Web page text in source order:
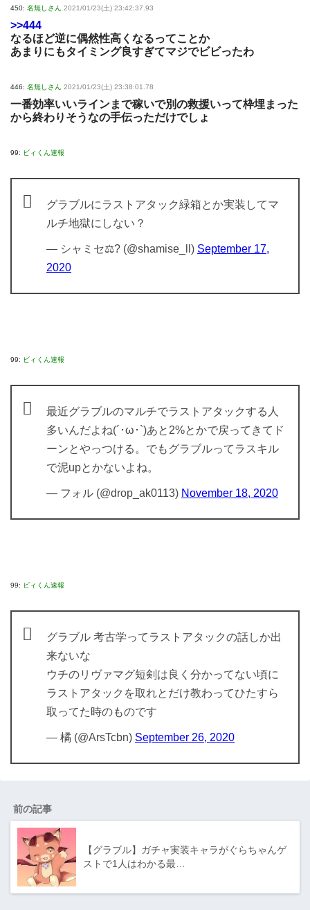
450: 名無しさん 2021/01/23(土) 23:42:37.93
>>444
なるほど逆に偶然性高くなるってことか
あまりにもタイミング良すぎてマジでビビったわ
446: 名無しさん 2021/01/23(土) 23:38:01.78
一番効率いいラインまで稼いで別の救援いって枠埋まった
から終わりそうなの手伝っただけでしょ
99: ビィくん速報
グラブルにラストアタック緑箱とか実装してマ
ルチ地獄にしない？
— シャミセ⚖? (@shamise_ll) September 17,
2020
99: ビィくん速報
最近グラブルのマルチでラストアタックする人
多いんだよね(´･ω･`)あと2%とかで戻ってきてド
ーンとやっつける。でもグラブルってラスキル
で泥upとかないよね。
— フォル (@drop_ak0113) November 18, 2020
99: ビィくん速報
グラブル 考古学ってラストアタックの話しか出
来ないな
ウチのリヴァマグ短剣は良く分かってない頃に
ラストアタックを取れとだけ教わってひたすら
取ってた時のものです
— 橘 (@ArsTcbn) September 26, 2020
前の記事
【グラブル】ガチャ実装キャラがぐらちゃんゲ
ストで1人はわかる最…